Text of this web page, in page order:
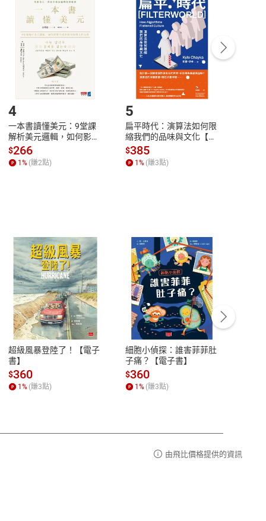
點選「瀏覽訂單明細」 「申請取消訂單/退
貨。
付款方式
Payment
完成訂單
Complete
號，下載書籍後看書
期
解
性
參
客服資訊
服務時間：週一到週五 10:00-12:00、
13:00-17:00 (國定假日及例假日休息)
客服電話：0080-1857077
4
一本書讀懂美元：9堂課
解析美元邏輯，如何影響
全球經濟和每個人的投資
【電子書】
$266
1% (賺2點)
5
扁平時代：演算法如何限
縮我們的品味與文化【電
子書】
$385
1% (賺3點)
超級風暴登陸了！【電子
書】
$360
1% (賺3點)
細胞小偵探：誰害菲菲肚
子痛？【電子書】
$360
1% (賺3點)
由飛比價格提供的資訊